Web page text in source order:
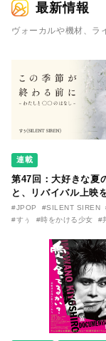
最新情報
ヴォーカルや機材、ラ
連載
第47回：大好きな夏
と、リバイバル上映
『時をかける少女』
〜SILENT SIREN・
〇のはなし〜』
#JPOP #SILENT SIREN
#すぅ
#時をかける少女 #